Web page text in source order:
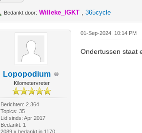
Bedankt door: Willeke_IGKT ,365cycle
Lopopodium
Kilometervreter
Berichten: 2.364
Topics: 35
Lid sinds: Apr 2017
Bedankt: 1
2089 x bedankt in 1170
01-Sep-2024, 10:14 PM
Ondertussen staat